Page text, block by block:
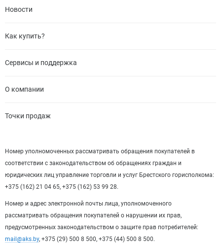
Новости
Как купить?
Сервисы и поддержка
О компании
Точки продаж
Номер уполномоченных рассматривать обращения покупателей в
соответствии с законодательством об обращениях граждан и
юридических лиц управление торговли и услуг Брестского горисполкома:
+375 (162) 21 04 65, +375 (162) 53 99 28.
Номер и адрес электронной почты лица, уполномоченного
рассматривать обращения покупателей о нарушении их прав,
предусмотренных законодательством о защите прав потребителей:
mail@aks.by, +375 (29) 500 8 500, +375 (44) 500 8 500.